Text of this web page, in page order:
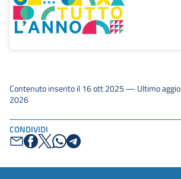
CONDIVIDI
Contenuto inserito il 16 ott 2025 — Ultimo
2026